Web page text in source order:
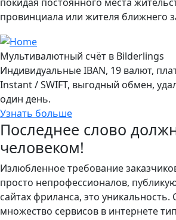
провинциала или жителя ближнего
Мультивалютный счёт в Bilderlings
Индивидуальные IBAN, 19 валют,
Instant / SWIFT, выгодный обмен,
один день.
Узнать больше
Последнее слово
человеком!
Излюбленное требование
просто непрофессионалов,
сайтах фриланса, это уникальность.
множество сервисов в интернете